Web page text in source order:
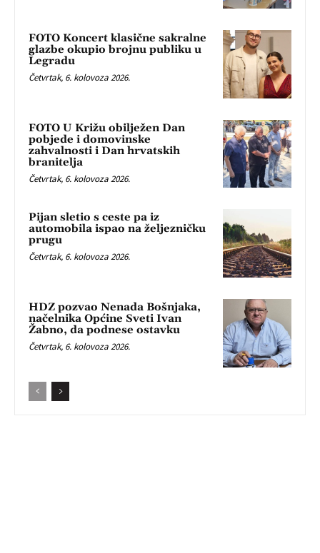
FOTO Koncert klasične sakralne
glazbe okupio brojnu publiku u
Legradu
Četvrtak, 6. kolovoza 2026.
FOTO U Križu obilježen Dan
pobjede i domovinske
zahvalnosti i Dan hrvatskih
branitelja
Četvrtak, 6. kolovoza 2026.
Pijan sletio s ceste pa iz
automobila ispao na željezničku
prugu
Četvrtak, 6. kolovoza 2026.
HDZ pozvao Nenada Bošnjaka,
načelnika Općine Sveti Ivan
Žabno, da podnese ostavku
Četvrtak, 6. kolovoza 2026.